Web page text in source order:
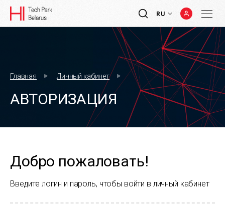
RU
Главная Личный кабинет
АВТОРИЗАЦИЯ
Добро пожаловать!
Введите логин и пароль, чтобы войти в личный кабинет